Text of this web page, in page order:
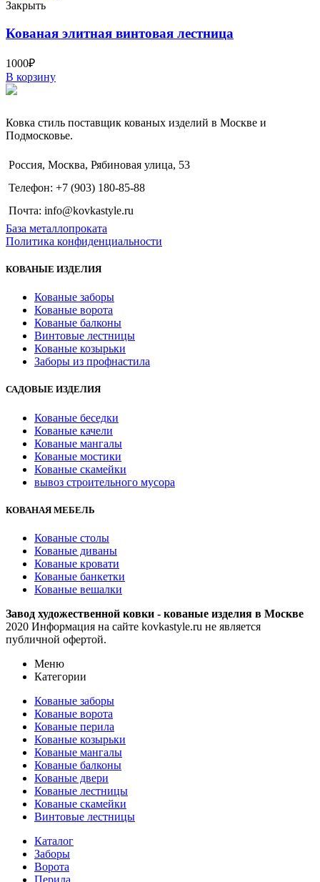
Закрыть
Кованая элитная винтовая лестница
1000₽
В корзину
Ковка стиль поставщик кованых изделий в Москве и
Подмосковье.
Россия, Москва, Рябиновая улица, 53
Телефон: +7 (903) 180-85-88
Почта: info@kovkastyle.ru
База металлопроката
Политика конфиденциальности
КОВАНЫЕ ИЗДЕЛИЯ
Кованые заборы
Кованые ворота
Кованые балконы
Винтовые лестницы
Кованые козырьки
Заборы из профнастила
САДОВЫЕ ИЗДЕЛИЯ
Кованые беседки
Кованые качели
Кованые мангалы
Кованые мостики
Кованые скамейки
вывоз строительного мусора
КОВАНАЯ МЕБЕЛЬ
Кованые столы
Кованые диваны
Кованые кровати
Кованые банкетки
Кованые вешалки
Завод художественной ковки - кованые изделия в Москве
2020 Информация на сайте kovkastyle.ru не является
публичной офертой.
Меню
Категории
Кованые заборы
Кованые ворота
Кованые перила
Кованые козырьки
Кованые мангалы
Кованые балконы
Кованые двери
Кованые лестницы
Кованые скамейки
Винтовые лестницы
Каталог
Заборы
Ворота
Перила